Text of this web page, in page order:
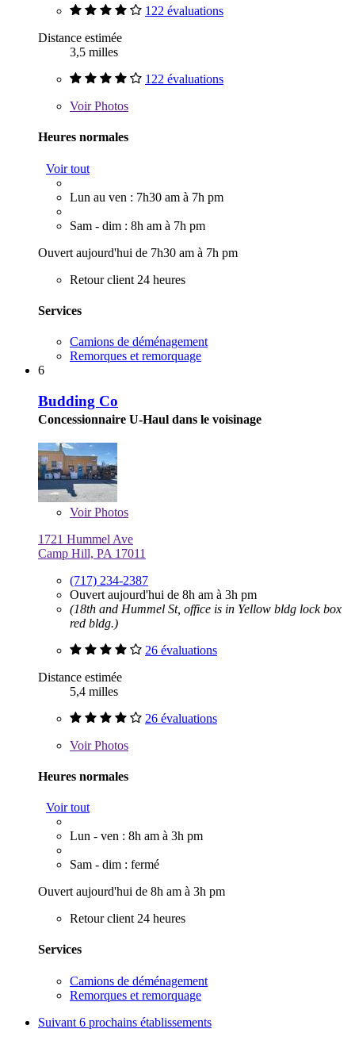
122 évaluations
Distance estimée
3,5 milles
122 évaluations
VoirPhotos
Heures normales
Voir tout
Lun au ven : 7h30 am à 7h pm
Sam - dim : 8h am à 7h pm
Ouvert aujourd'hui de 7h30 am à 7h pm
Retour client 24 heures
Services
Camions de déménagement
Remorques et remorquage
6
Budding Co
Concessionnaire U-Haul dans le voisinage
VoirPhotos
1721 Hummel Ave
Camp Hill, PA 17011
(717) 234-2387
Ouvert aujourd'hui de 8h am à 3h pm
(18th and Hummel St, office is in Yellow bldg lock box
red bldg.)
26 évaluations
Distance estimée
5,4 milles
26 évaluations
VoirPhotos
Heures normales
Voir tout
Lun - ven : 8h am à 3h pm
Sam - dim : fermé
Ouvert aujourd'hui de 8h am à 3h pm
Retour client 24 heures
Services
Camions de déménagement
Remorques et remorquage
Suivant 6 prochains établissements